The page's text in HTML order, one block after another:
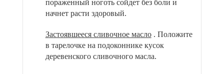
пораженный ноготь сойдет без боли и
начнет расти здоровый.
Застоявшееся сливочное масло. Положите
в тарелочке на подоконнике кусок
деревенского сливочного масла.